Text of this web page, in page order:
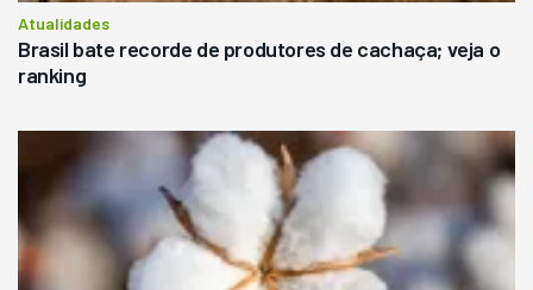
Atualidades
Brasil bate recorde de produtores de cachaça; veja o
ranking